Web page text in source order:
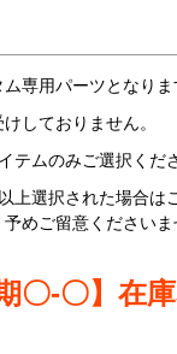
専用パーツとなりま
しておりません。
テムのみご選択くだ
上選択された場合は
めご留意くださいま
〇-〇】在